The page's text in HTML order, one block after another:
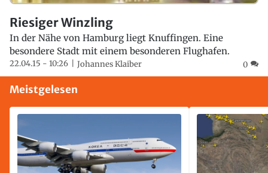
Riesiger Winzling
In der Nähe von Hamburg liegt Knuffingen. Eine
besondere Stadt mit einem besonderen Flughafen.
22.04.15 - 10:26 Johannes Klaiber 0
Meistgelesen